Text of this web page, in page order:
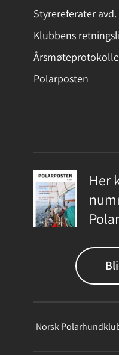
Styrereferater
Klubbens
Polarposten
Her
Norsk